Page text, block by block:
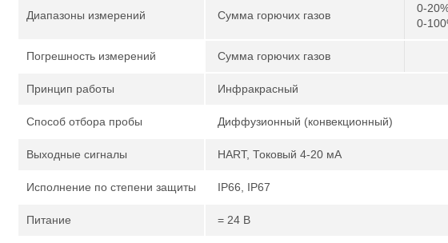
Диапазоны измерений Сумма горючих газов
0-
0-
Погрешность измерений Сумма горючих газов
Принцип работы Инфракрасный
Способ отбора пробы Диффузионный (конвекционный)
Выходные сигналы HART, Токовый 4-20 мА
Исполнение по степени защиты IP66, IP67
Питание = 24 В